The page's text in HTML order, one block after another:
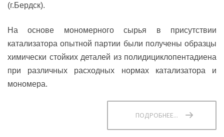
(г.Бердск).
На основе мономерного сырья в присутствии
катализатора опытной партии были получены образцы
химически стойких деталей из полидициклопентадиена
при различных расходных нормах катализатора и
мономера.
ПОДРОБНЕЕ...